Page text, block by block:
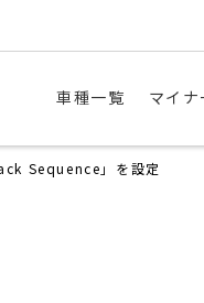
車種一覧 マイ
Sequence」を設定